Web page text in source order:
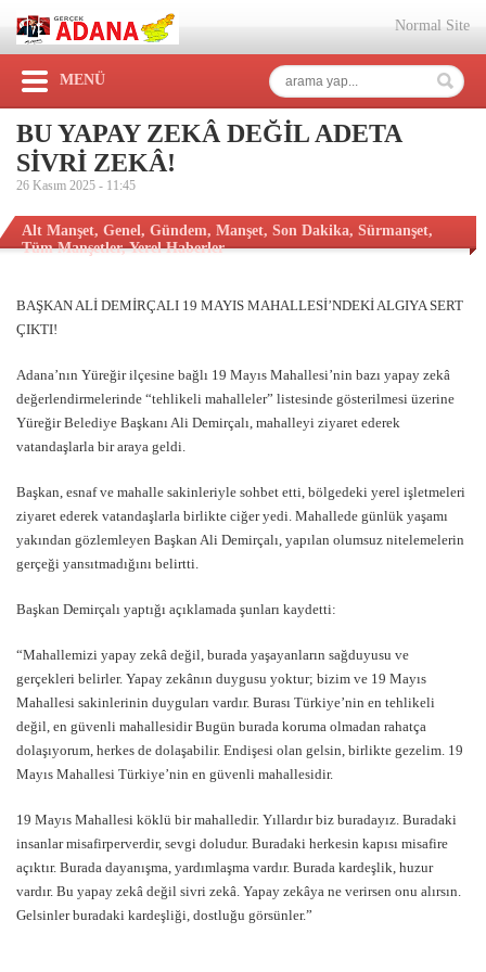
Normal Site
MENÜ
BU YAPAY ZEKÂ DEĞİL ADETA
SİVRİ ZEKÂ!
26 Kasım 2025 - 11:45
Alt Manşet, Genel, Gündem, Manşet, Son Dakika, Sürmanşet,
Tüm Manşetler,Yerel Haberler
BAŞKAN ALİ DEMİRÇALI 19 MAYIS MAHALLESİ’NDEKİ ALGIYA SERT
ÇIKTI!
Adana’nın Yüreğir ilçesine bağlı 19 Mayıs Mahallesi’nin bazı yapay zekâ
değerlendirmelerinde “tehlikeli mahalleler” listesinde gösterilmesi üzerine
Yüreğir Belediye Başkanı Ali Demirçalı, mahalleyi ziyaret ederek
vatandaşlarla bir araya geldi.
Başkan, esnaf ve mahalle sakinleriyle sohbet etti, bölgedeki yerel işletmeleri
ziyaret ederek vatandaşlarla birlikte ciğer yedi. Mahallede günlük yaşamı
yakından gözlemleyen Başkan Ali Demirçalı, yapılan olumsuz nitelemelerin
gerçeği yansıtmadığını belirtti.
Başkan Demirçalı yaptığı açıklamada şunları kaydetti:
“Mahallemizi yapay zekâ değil, burada yaşayanların sağduyusu ve
gerçekleri belirler. Yapay zekânın duygusu yoktur; bizim ve 19 Mayıs
Mahallesi sakinlerinin duyguları vardır. Burası Türkiye’nin en tehlikeli
değil, en güvenli mahallesidir Bugün burada koruma olmadan rahatça
dolaşıyorum, herkes de dolaşabilir. Endişesi olan gelsin, birlikte gezelim. 19
Mayıs Mahallesi Türkiye’nin en güvenli mahallesidir.
19 Mayıs Mahallesi köklü bir mahalledir. Yıllardır biz buradayız. Buradaki
insanlar misafirperverdir, sevgi doludur. Buradaki herkesin kapısı misafire
açıktır. Burada dayanışma, yardımlaşma vardır. Burada kardeşlik, huzur
vardır. Bu yapay zekâ değil sivri zekâ. Yapay zekâya ne verirsen onu alırsın.
Gelsinler buradaki kardeşliği, dostluğu görsünler.”